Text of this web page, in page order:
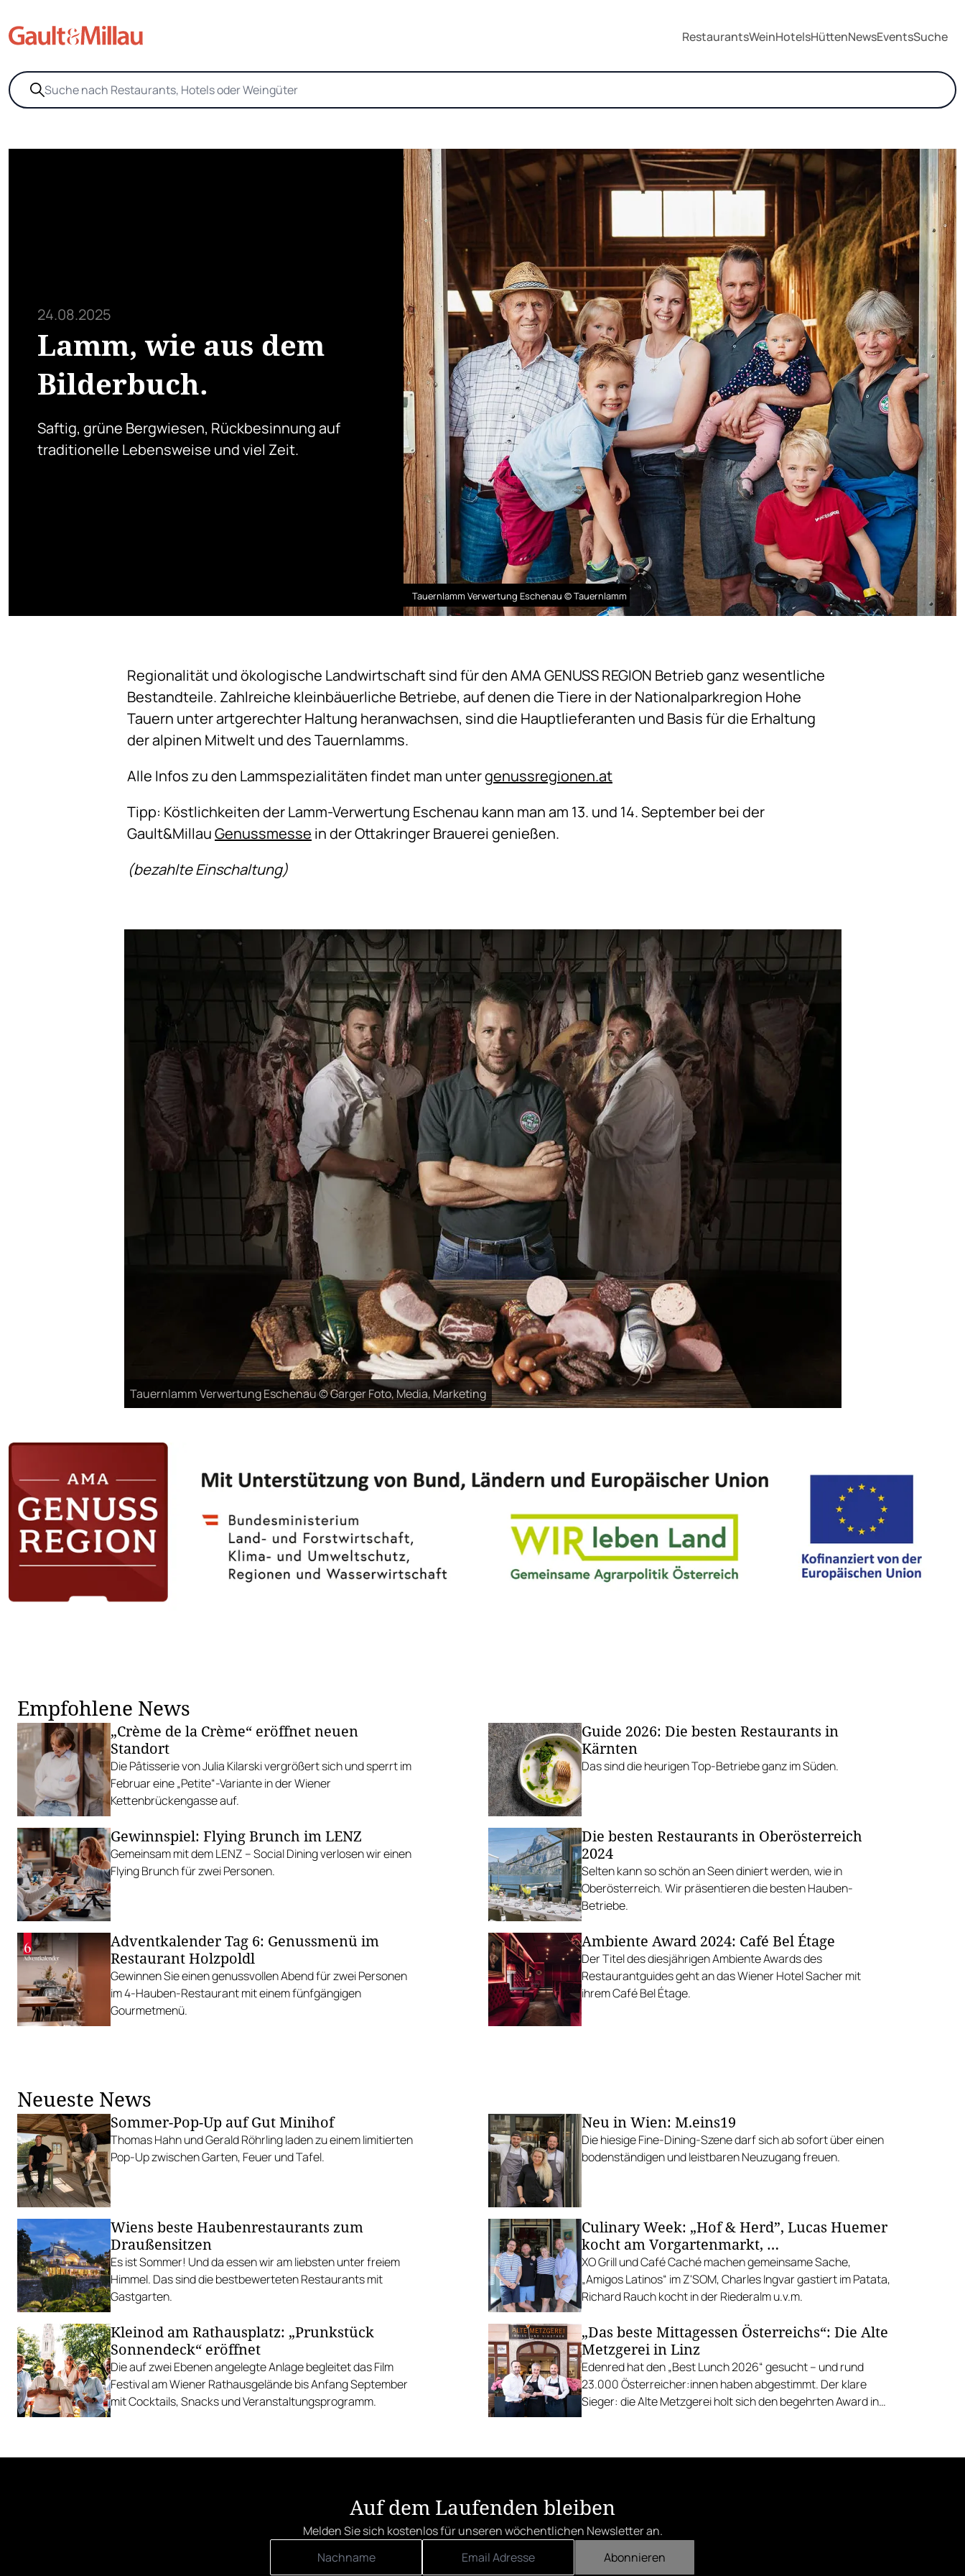
RestaurantsWeinHotelsHüttenNewsEventsSuche
24.08.2025
Lamm, wie aus dem
Bilderbuch.
Saftig, grüne Bergwiesen, Rückbesinnung auf
traditionelle Lebensweise und viel Zeit.
Tauernlamm Verwertung Eschenau © Tauernlamm
Regionalität und ökologische Landwirtschaft sind für den AMA GENUSS REGION Betrieb ganz wesentliche
Bestandteile. Zahlreiche kleinbäuerliche Betriebe, auf denen die Tiere in der Nationalparkregion Hohe
Tauern unter artgerechter Haltung heranwachsen, sind die Hauptlieferanten und Basis für die Erhaltung
der alpinen Mitwelt und des Tauernlamms.
Alle Infos zu den Lammspezialitäten findet man untergenussregionen.at
Tipp: Köstlichkeiten der Lamm-Verwertung Eschenau kann man am 13. und 14. September bei der
Gault&MillauGenussmesse in der Ottakringer Brauerei genießen.
(bezahlte Einschaltung)
Tauernlamm Verwertung Eschenau © Garger Foto, Media, Marketing
Empfohlene News
„Crème de la Crème“ eröffnet neuen
Standort
Die Pâtisserie von Julia Kilarski vergrößert sich und sperrt im
Februar eine „Petite“-Variante in der Wiener
Kettenbrückengasse auf.
Guide 2026: Die besten Restaurants in
Kärnten
Das sind die heurigen Top-Betriebe ganz im Süden.
Gewinnspiel: Flying Brunch im LENZ
Gemeinsam mit dem LENZ – Social Dining verlosen wir einen
Flying Brunch für zwei Personen.
Die besten Restaurants in Oberösterreich
2024
Selten kann so schön an Seen diniert werden, wie in
Oberösterreich. Wir präsentieren die besten Hauben-
Betriebe.
Adventkalender Tag 6: Genussmenü im
Restaurant Holzpoldl
Gewinnen Sie einen genussvollen Abend für zwei Personen
im 4-Hauben-Restaurant mit einem fünfgängigen
Gourmetmenü.
Ambiente Award 2024: Café Bel Étage
Der Titel des diesjährigen Ambiente Awards des
Restaurantguides geht an das Wiener Hotel Sacher mit
ihrem Café Bel Étage.
Neueste News
Sommer-Pop-Up auf Gut Minihof
Thomas Hahn und Gerald Röhrling laden zu einem limitierten
Pop-Up zwischen Garten, Feuer und Tafel.
Neu in Wien: M.eins19
Die hiesige Fine-Dining-Szene darf sich ab sofort über einen
bodenständigen und leistbaren Neuzugang freuen.
Wiens beste Haubenrestaurants zum
Draußensitzen
Es ist Sommer! Und da essen wir am liebsten unter freiem
Himmel. Das sind die bestbewerteten Restaurants mit
Gastgarten.
Culinary Week: „Hof & Herd”, Lucas Huemer
kocht am Vorgartenmarkt, …
XO Grill und Café Caché machen gemeinsame Sache,
„Amigos Latinos“ im Z'SOM, Charles Ingvar gastiert im Patata,
Richard Rauch kocht in der Riederalm u.v.m.
Kleinod am Rathausplatz: „Prunkstück
Sonnendeck“ eröffnet
Die auf zwei Ebenen angelegte Anlage begleitet das Film
Festival am Wiener Rathausgelände bis Anfang September
mit Cocktails, Snacks und Veranstaltungsprogramm.
„Das beste Mittagessen Österreichs“: Die Alte
Metzgerei in Linz
Edenred hat den „Best Lunch 2026“ gesucht – und rund
23.000 Österreicher:innen haben abgestimmt. Der klare
Sieger: die Alte Metzgerei holt sich den begehrten Award in
Auf dem Laufenden bleiben
Melden Sie sich kostenlos für unseren wöchentlichen Newsletter an.
Abonnieren